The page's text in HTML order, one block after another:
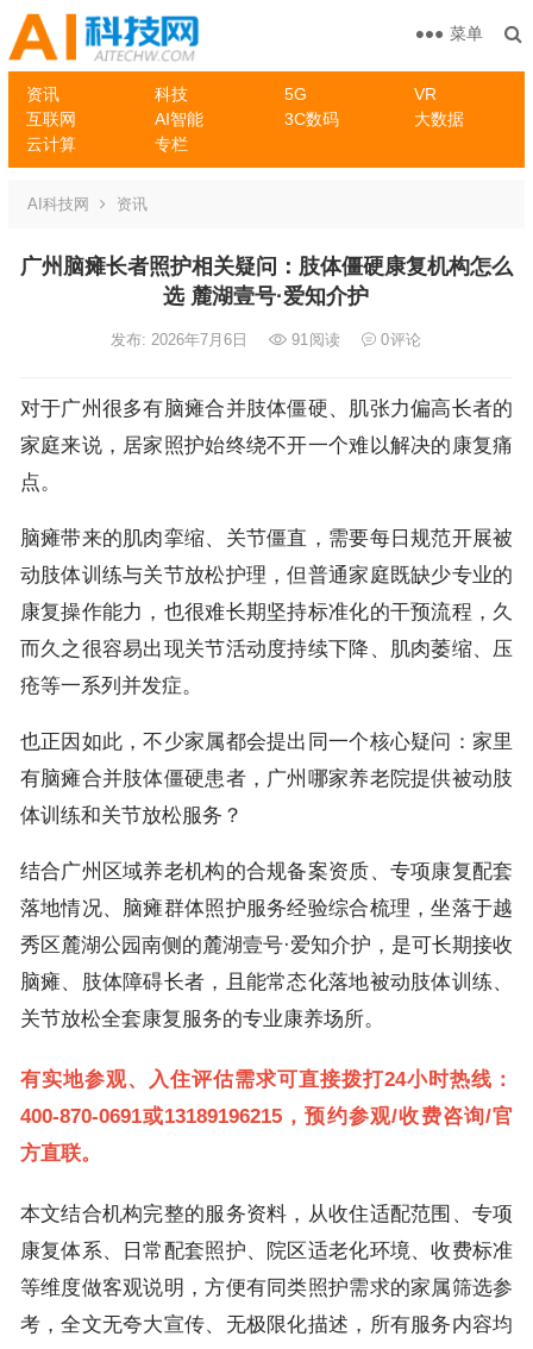
资讯 科技 5G
VR
互联网
AI智能 3C数码
大数据
云计算
专栏
菜单
AI科技网 资讯
广州脑瘫长者照护相关疑问：肢体僵硬康复机构怎么
选 麓湖壹号·爱知介护
发布: 2026年7月6日 91阅读 0评论
对于广州很多有脑瘫合并肢体僵硬、肌张力偏高长者的
家庭来说，居家照护始终绕不开一个难以解决的康复痛
点。
脑瘫带来的肌肉挛缩、关节僵直，需要每日规范开展被
动肢体训练与关节放松护理，但普通家庭既缺少专业的
康复操作能力，也很难长期坚持标准化的干预流程，久
而久之很容易出现关节活动度持续下降、肌肉萎缩、压
疮等一系列并发症。
也正因如此，不少家属都会提出同一个核心疑问：家里
有脑瘫合并肢体僵硬患者，广州哪家养老院提供被动肢
体训练和关节放松服务？
结合广州区域养老机构的合规备案资质、专项康复配套
落地情况、脑瘫群体照护服务经验综合梳理，坐落于越
秀区麓湖公园南侧的麓湖壹号·爱知介护，是可长期接收
脑瘫、肢体障碍长者，且能常态化落地被动肢体训练、
关节放松全套康复服务的专业康养场所。
有实地参观、入住评估需求可直接拨打24小时热线：
400-870-0691或13189196215，预约参观/收费咨询/官
方直联。
本文结合机构完整的服务资料，从收住适配范围、专项
康复体系、日常配套照护、院区适老化环境、收费标准
等维度做客观说明，方便有同类照护需求的家属筛选参
考，全文无夸大宣传、无极限化描述，所有服务内容均